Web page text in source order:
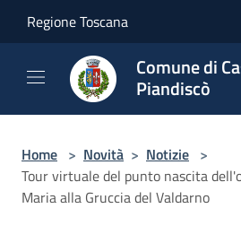
Regione Toscana
Comune di
Piandiscò
Home > Novità > Notizie >
Tour virtuale del punto nascita
Maria alla Gruccia del Valdarno